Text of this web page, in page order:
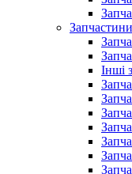
Інші